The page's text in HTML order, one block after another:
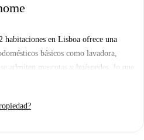
habitaciones en Lisboa ofrece una
básicos como lavadora,
admiten mascotas y huéspedes, lo que
parejas.